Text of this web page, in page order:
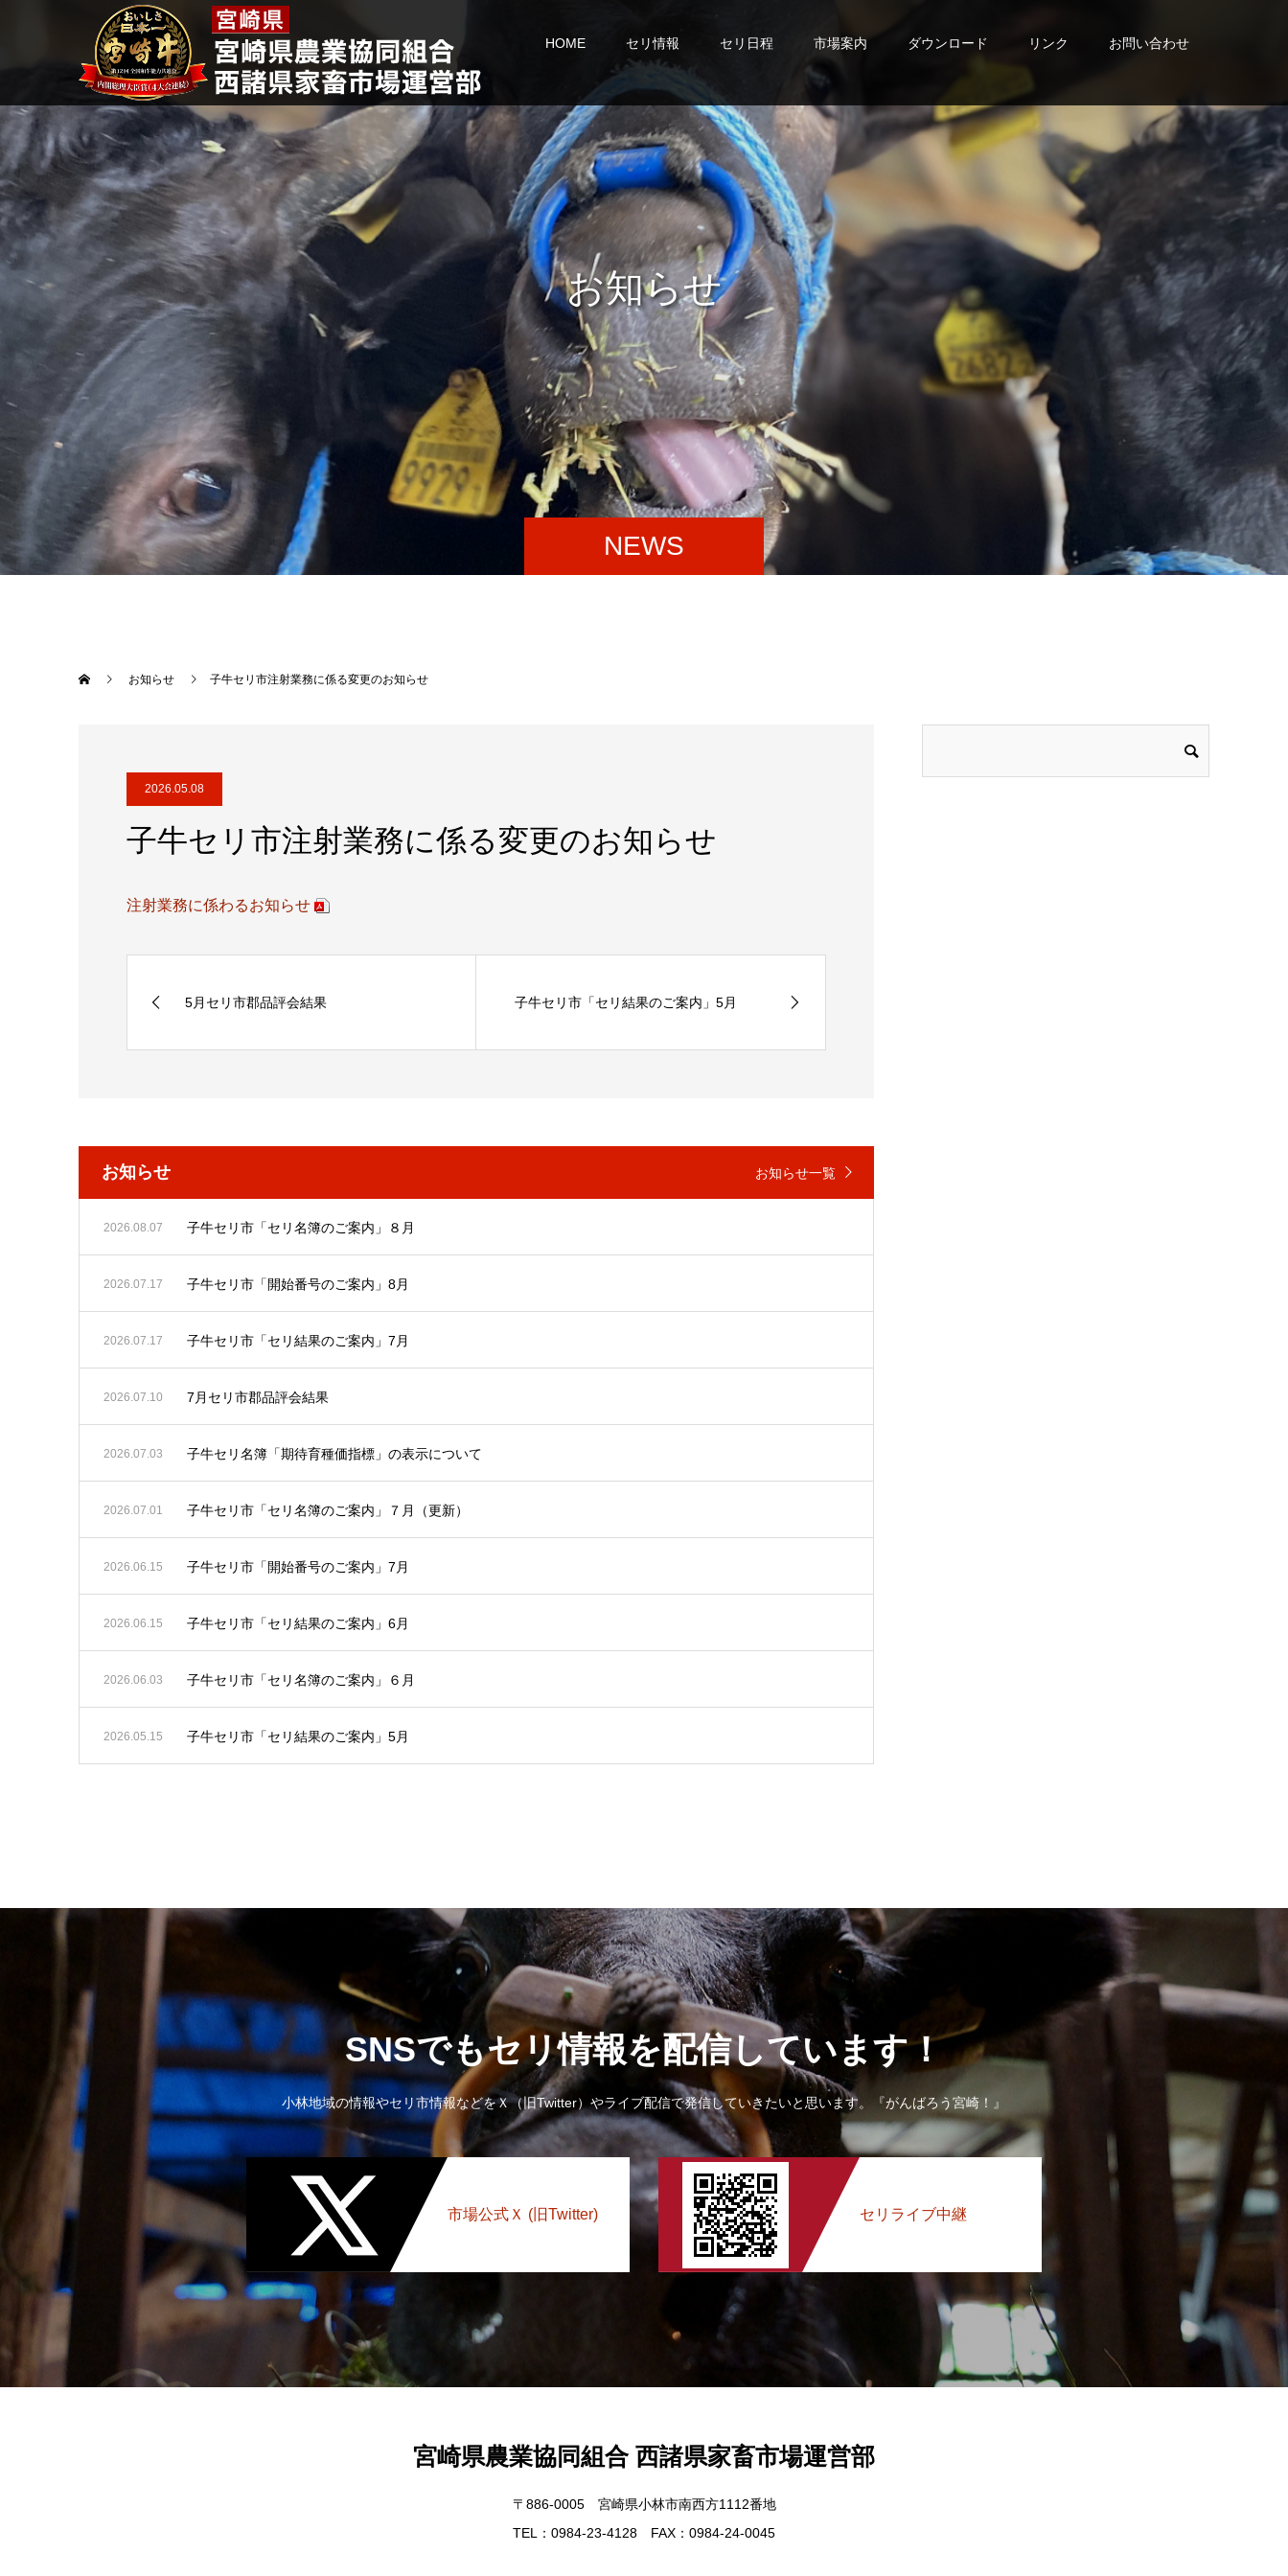
HOME セリ情報 セリ日程 市場案内 ダウンロード リンク お問い合わせ
NEWS
お知らせ
お知らせ 子牛セリ市注射業務に係る変更のお知らせ
2026.05.08
子牛セリ市注射業務に係る変更のお知らせ
注射業務に係わるお知らせ
5月セリ市郡品評会結果 子牛セリ市「セリ結果のご案内」5月
お知らせ お知らせ一覧
2026.08.07 子牛セリ市「セリ名簿のご案内」８月
2026.07.17 子牛セリ市「開始番号のご案内」8月
2026.07.17 子牛セリ市「セリ結果のご案内」7月
2026.07.10 7月セリ市郡品評会結果
2026.07.03 子牛セリ名簿「期待育種価指標」の表示について
2026.07.01 子牛セリ市「セリ名簿のご案内」７月（更新）
2026.06.15 子牛セリ市「開始番号のご案内」7月
2026.06.15 子牛セリ市「セリ結果のご案内」6月
2026.06.03 子牛セリ市「セリ名簿のご案内」６月
2026.05.15 子牛セリ市「セリ結果のご案内」5月
SNSでもセリ情報を配信しています！
小林地域の情報やセリ市情報などをＸ（旧Twitter）やライブ配信で発信していきたいと思います。『がんばろう宮崎！』
市場公式Ｘ (旧Twitter) セリライブ中継
宮崎県農業協同組合 西諸県家畜市場運営部
〒886-0005 宮崎県小林市南西方1112番地
TEL：0984-23-4128 FAX：0984-24-0045